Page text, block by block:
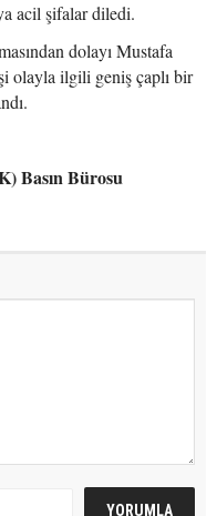
acil şifalar diledi.
dolayı Mustafa
olayla ilgili geniş çaplı bir
Basın Bürosu